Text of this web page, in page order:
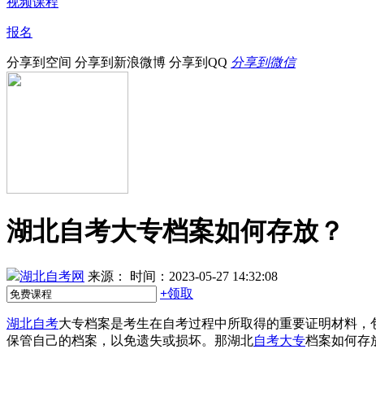
报名
分享到空间 分享到新浪微博 分享到QQ 分享到微信
湖北自考大专档案如何存放？
湖北自考网 来源：
时间：2023-05-27 14:32:08
+领取
湖北自考大专档案是考生在自考过程中所取得的重要证明材料
保管自己的档案，以免遗失或损坏。那湖北自考大专档案如何存